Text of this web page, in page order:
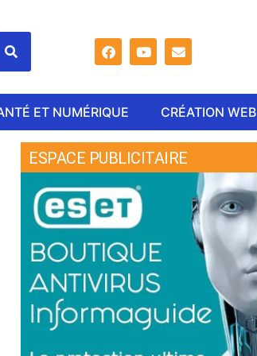
ET NUMÉRIQUE CRÉATION WEB
ESPACE PUBLICITAIRE